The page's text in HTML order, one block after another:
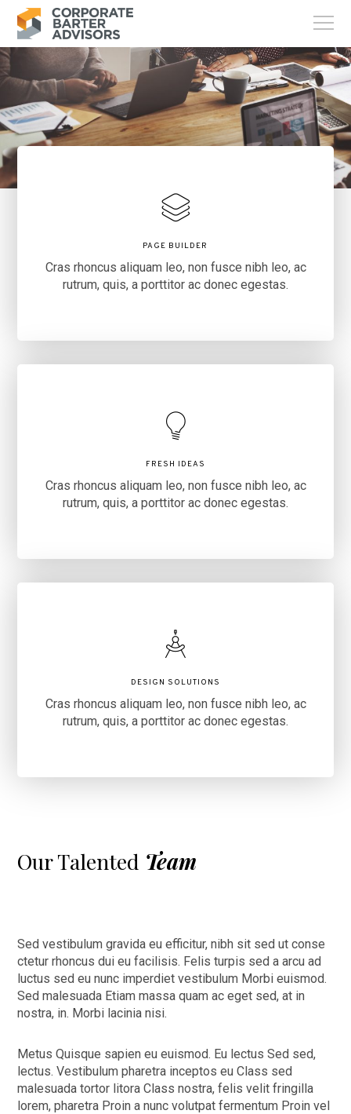
PAGE BUILDER
Cras rhoncus aliquam leo, non fusce nibh leo, ac
rutrum, quis, a porttitor ac donec egestas.
FRESH IDEAS
Cras rhoncus aliquam leo, non fusce nibh leo, ac
rutrum, quis, a porttitor ac donec egestas.
DESIGN SOLUTIONS
Cras rhoncus aliquam leo, non fusce nibh leo, ac
rutrum, quis, a porttitor ac donec egestas.
Our Talented Team
Sed vestibulum gravida eu efficitur, nibh sit sed ut conse
ctetur rhoncus dui eu facilisis. Felis turpis sed a arcu ad
luctus sed eu nunc imperdiet vestibulum Morbi euismod.
Sed malesuada Etiam massa quam ac eget sed, at in
nostra, in. Morbi lacinia nisi.
Metus Quisque sapien eu euismod. Eu lectus Sed sed,
lectus. Vestibulum pharetra inceptos eu Class sed
malesuada tortor litora Class nostra, felis velit fringilla
lorem, pharetra Proin a nunc volutpat fermentum Proin vel